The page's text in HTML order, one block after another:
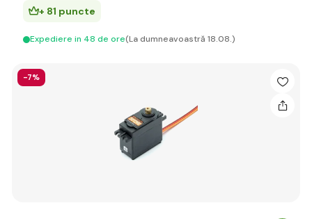
+ 81 puncte
Expediere in 48 de ore(La dumneavoastră 18.08.)
-7%